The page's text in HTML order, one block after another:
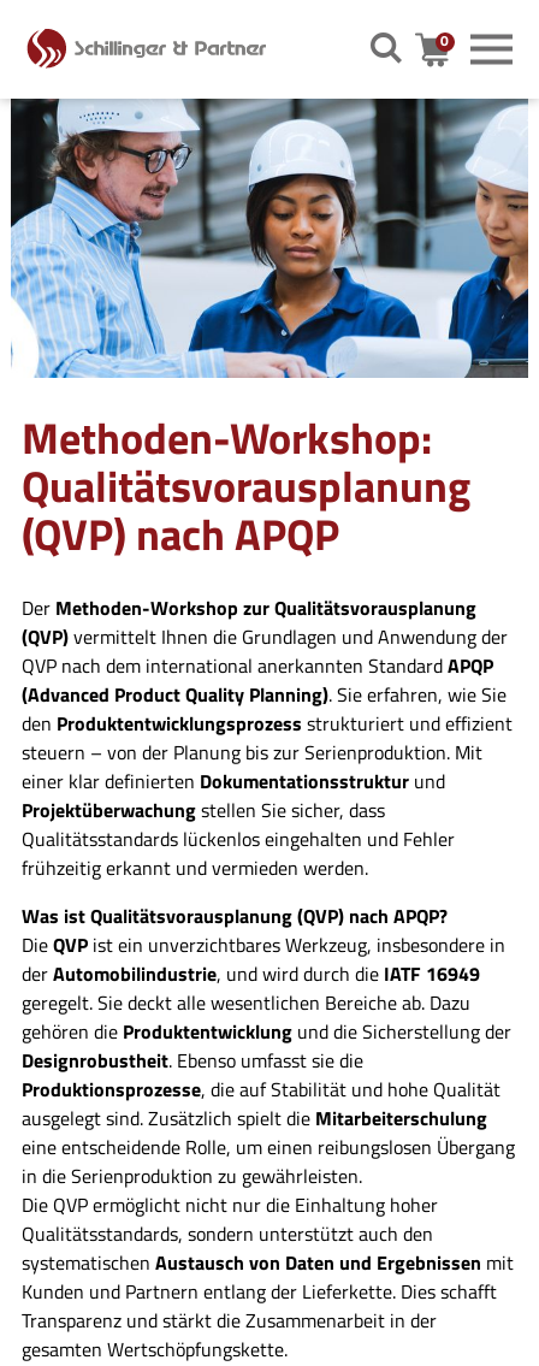
0
Methoden-Workshop:
Qualitätsvorausplanung
(QVP) nach APQP
Der Methoden-Workshop zur Qualitätsvorausplanung
(QVP)vermittelt Ihnen die Grundlagen und Anwendung der
QVP nach dem international anerkannten StandardAPQP
(Advanced Product Quality Planning). Sie erfahren, wie Sie
den Produktentwicklungsprozess strukturiert und effizient
steuern – von der Planung bis zur Serienproduktion. Mit
einer klar definierten Dokumentationsstrukturund
Projektüberwachungstellen Sie sicher, dass
Qualitätsstandards lückenlos eingehalten und Fehler
frühzeitig erkannt und vermieden werden.
Was ist Qualitätsvorausplanung (QVP) nach APQP?
DieQVPist ein unverzichtbares Werkzeug, insbesondere in
derAutomobilindustrie, und wird durch die IATF 16949
geregelt. Sie deckt alle wesentlichen Bereiche ab. Dazu
gehören die Produktentwicklungund die Sicherstellung der
Designrobustheit. Ebenso umfasst sie die
Produktionsprozesse, die auf Stabilität und hohe Qualität
ausgelegt sind. Zusätzlich spielt die Mitarbeiterschulung
eine entscheidende Rolle, um einen reibungslosen Übergang
in die Serienproduktion zu gewährleisten.
Die QVP ermöglicht nicht nur die Einhaltung hoher
Qualitätsstandards, sondern unterstützt auch den
systematischen Austausch von Daten und Ergebnissen mit
Kunden und Partnern entlang der Lieferkette. Dies schafft
Transparenz und stärkt die Zusammenarbeit in der
gesamten Wertschöpfungskette.